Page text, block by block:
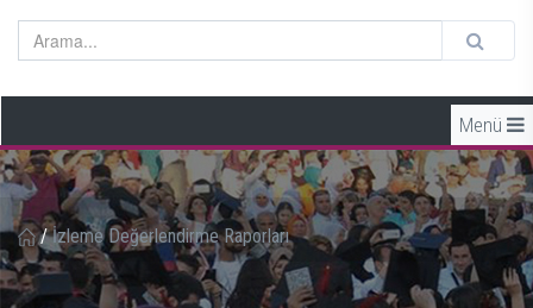
Menü
/ İzleme Değerlendirme Raporları